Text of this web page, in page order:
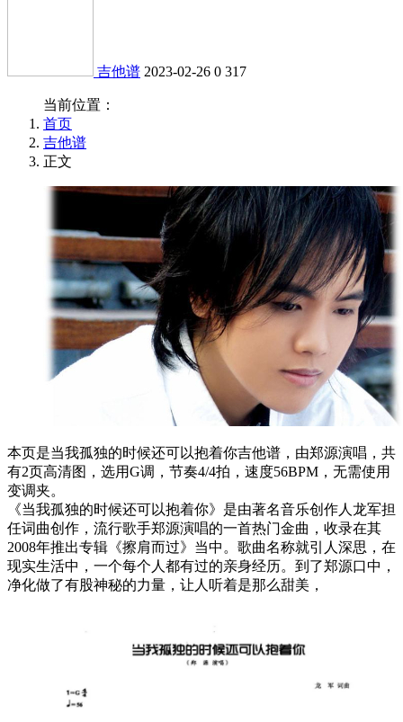
吉他谱 2023-02-26 0 317
当前位置：
首页
吉他谱
正文
本页是当我孤独的时候还可以抱着你吉他谱，由郑源演唱，共
有2页高清图，选用G调，节奏4/4拍，速度56BPM，无需使用
变调夹。
《当我孤独的时候还可以抱着你》是由著名音乐创作人龙军担
任词曲创作，流行歌手郑源演唱的一首热门金曲，收录在其
2008年推出专辑《擦肩而过》当中。歌曲名称就引人深思，在
现实生活中，一个每个人都有过的亲身经历。到了郑源口中，
净化做了有股神秘的力量，让人听着是那么甜美，